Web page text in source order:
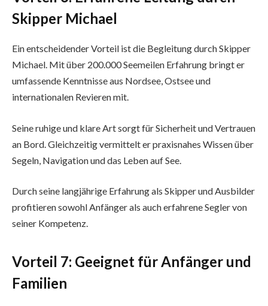
Skipper Michael
Ein entscheidender Vorteil ist die Begleitung durch Skipper
Michael. Mit über 200.000 Seemeilen Erfahrung bringt er
umfassende Kenntnisse aus Nordsee, Ostsee und
internationalen Revieren mit.
Seine ruhige und klare Art sorgt für Sicherheit und Vertrauen
an Bord. Gleichzeitig vermittelt er praxisnahes Wissen über
Segeln, Navigation und das Leben auf See.
Durch seine langjährige Erfahrung als Skipper und Ausbilder
profitieren sowohl Anfänger als auch erfahrene Segler von
seiner Kompetenz.
Vorteil 7: Geeignet für Anfänger und
Familien